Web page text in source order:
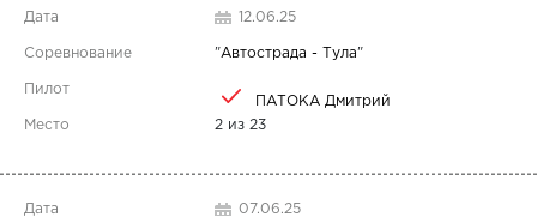
12.06.25
"Автострада - Тула"
ПАТОКА Дмитрий
2 из 23
07.06.25